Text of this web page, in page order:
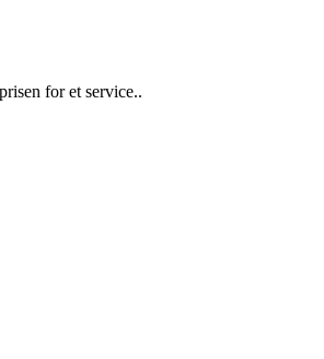
for et service..